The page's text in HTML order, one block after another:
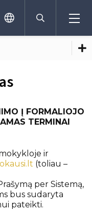
mokyklų
lėšomis
mokiniams
Į FORMALIOJO
TERMINAI
ir
(toliau –
per Sistemą,
bus sudaryta
pateikti.